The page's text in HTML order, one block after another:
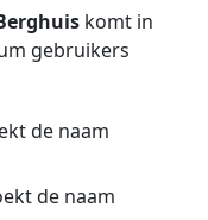
komt in
gebruikers
de naam
de naam